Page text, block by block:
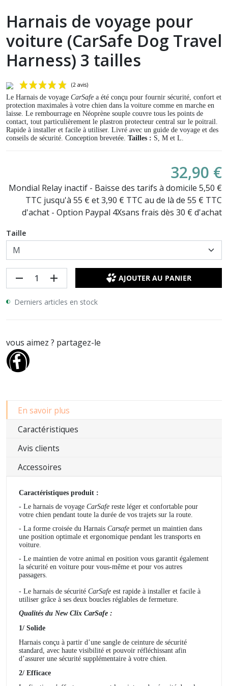
Harnais de voyage pour
voiture (CarSafe Dog Travel
Harness) 3 tailles
Le Harnais de voyage CarSafe a été conçu pour fournir sécurité, confort et
protection maximales à votre chien dans la voiture comme en marche en
laisse. Le rembourrage en Néoprène souple couvre tous les points de
contact, tout particulièrement le plastron protecteur central sur le poitrail.
Rapide à installer et facile à utiliser. Livré avec un guide de voyage et des
conseils de sécurité. Conception brevetée. Tailles : S, M et L.
32,90 €
Mondial Relay inactif - Baisse des tarifs à domicile 5,50 €
TTC jusqu'à 55 € et 3,90 € TTC au de là de 55 € TTC
d'achat - Option Paypal 4Xsans frais dès 30 € d'achat
Taille
remove add AJOUTER AU PANIER
Derniers articles en stock
vous aimez ? partagez-le
En savoir plus
Caractéristiques
Avis clients
Accessoires
Caractéristiques produit :
- Le harnais de voyage CarSafe reste léger et confortable pour
votre chien pendant toute la durée de vos trajets sur la route.
- La forme croisée du Harnais Carsafe permet un maintien dans
une position optimale et ergonomique pendant les transports en
voiture.
- Le maintien de votre animal en position vous garantit également
la sécurité en voiture pour vous-même et pour vos autres
passagers.
- Le harnais de sécurité CarSafe est rapide à installer et facile à
utiliser grâce à ses deux boucles réglables de fermeture.
Qualités du New Clix CarSafe :
1/ Solide
Harnais conçu à partir d’une sangle de ceinture de sécurité
standard, avec haute visibilité et pouvoir réfléchissant afin
d’assurer une sécurité supplémentaire à votre chien.
2/ Efficace